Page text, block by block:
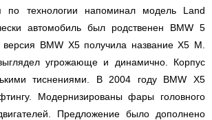
по технологии напоминал модель Land
автомобиль был родственен BMW 5
BMW X5 получила название X5 M.
угрожающе и динамично. Корпус
тиснениями. В 2004 году BMW X5
Модернизированы фары головного
Предложение было дополнено